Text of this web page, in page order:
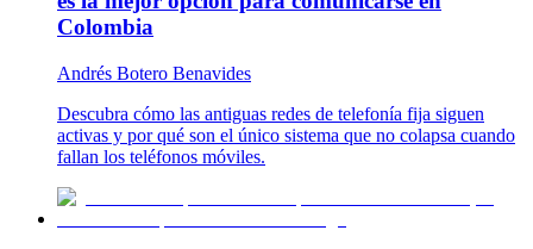
Colombia
Andrés Botero Benavides
Descubra cómo las antiguas redes de telefonía fija siguen
activas y por qué son el único sistema que no colapsa cuando
fallan los teléfonos móviles.